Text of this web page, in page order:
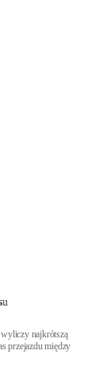
najkrótszą
przejazdu między